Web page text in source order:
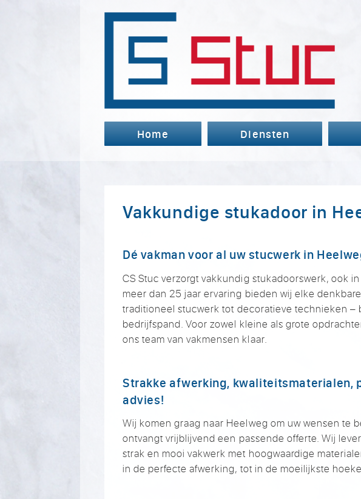
Home Diensten
Vakkundige stukadoor in
Dé vakman voor al uw stucwerk in
CS Stuc verzorgt vakkundig stukadoorswerk, ook
meer dan 25 jaar ervaring bieden wij elke
traditioneel stucwerk tot decoratieve technieken –
bedrijfspand. Voor zowel kleine als grote
ons team van vakmensen klaar.
Strakke afwerking, kwaliteitsmaterialen,
advies!
Wij komen graag naar Heelweg om uw wensen te
ontvangt vrijblijvend een passende offerte. Wij
strak en mooi vakwerk met hoogwaardige
in de perfecte afwerking, tot in de moeilijkste